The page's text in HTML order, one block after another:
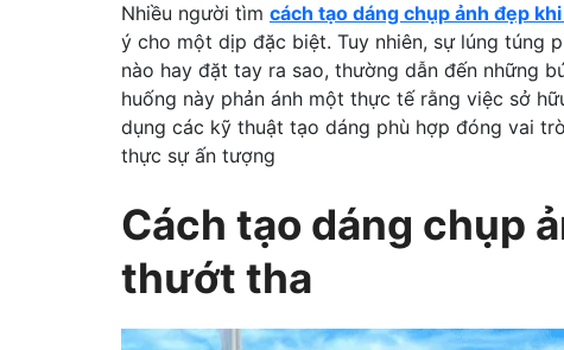
Nhiều người tìm cách tạo dáng chụp ảnh đẹp
ý cho một dịp đặc biệt. Tuy nhiên, sự lúng túng
nào hay đặt tay ra sao, thường dẫn đến những
huống này phản ánh một thực tế rằng việc sở
dụng các kỹ thuật tạo dáng phù hợp đóng vai
thực sự ấn tượng
Cách tạo dáng chụp
thướt tha